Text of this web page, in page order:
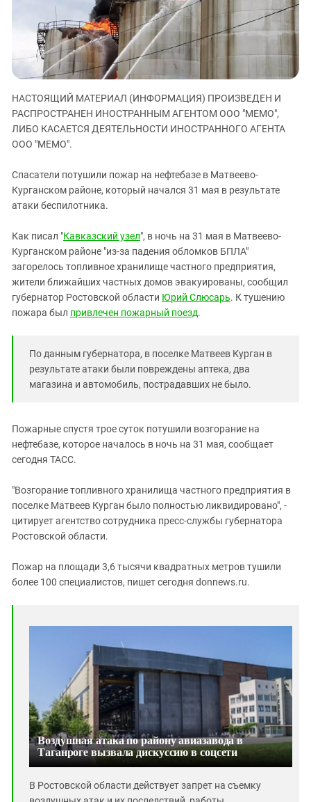
ЗАСТАВЛЯЕТ
КАВКАЗ ЗА ПАЛЕСТИНУ
ИНАКОМЫСЛИЕ В ЧЕЧНЕ
ПРЕСЛЕДОВАНИЕ АКТИВИСТОВ
МОБИЛИЗАЦИЯ И ПРОТЕСТЫ
Ингушетия
Кабардино-Балкария
Калмыкия
Карачаево-Черкесия
Краснодарский край
Нагорный Карабах
Ростовская область
Северная Осетия - Алания
Ставропольский край
Чечня
Южная Осетия
Южный Кавказ
НАСТОЯЩИЙ МАТЕРИАЛ (ИНФОРМАЦИЯ) ПРОИЗВЕДЕН И
РАСПРОСТРАНЕН ИНОСТРАННЫМ АГЕНТОМ ООО "МЕМО",
ЛИБО КАСАЕТСЯ ДЕЯТЕЛЬНОСТИ ИНОСТРАННОГО АГЕНТА
ООО "МЕМО".
Спасатели потушили пожар на нефтебазе в Матвеево-
Курганском районе, который начался 31 мая в результате
атаки беспилотника.
Как писал "Кавказский узел", в ночь на 31 мая в Матвеево-
Курганском районе "из-за падения обломков БПЛА"
загорелось топливное хранилище частного предприятия,
жители ближайших частных домов эвакуированы, сообщил
губернатор Ростовской области Юрий Слюсарь. К тушению
пожара был привлечен пожарный поезд.
По данным губернатора, в поселке Матвеев Курган в
результате атаки были повреждены аптека, два
магазина и автомобиль, пострадавших не было.
Пожарные спустя трое суток потушили возгорание на
нефтебазе, которое началось в ночь на 31 мая, сообщает
сегодня ТАСС.
"Возгорание топливного хранилища частного предприятия в
поселке Матвеев Курган было полностью ликвидировано", -
цитирует агентство сотрудника пресс-службы губернатора
Ростовской области.
Пожар на площади 3,6 тысячи квадратных метров тушили
более 100 специалистов, пишет сегодня donnews.ru.
Воздушная атака по району авиазавода в
Таганроге вызвала дискуссию в соцсети
В Ростовской области действует запрет на съемку